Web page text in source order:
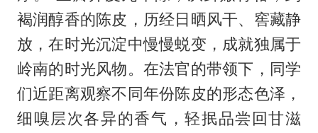
褐润醇香的陈皮，历经日晒风干、窖藏静
放，在时光沉淀中慢慢蜕变，成就独属于
岭南的时光风物。在法官的带领下，同学
们近距离观察不同年份陈皮的形态色泽，
细嗅层次各异的香气，轻抿品尝回甘滋